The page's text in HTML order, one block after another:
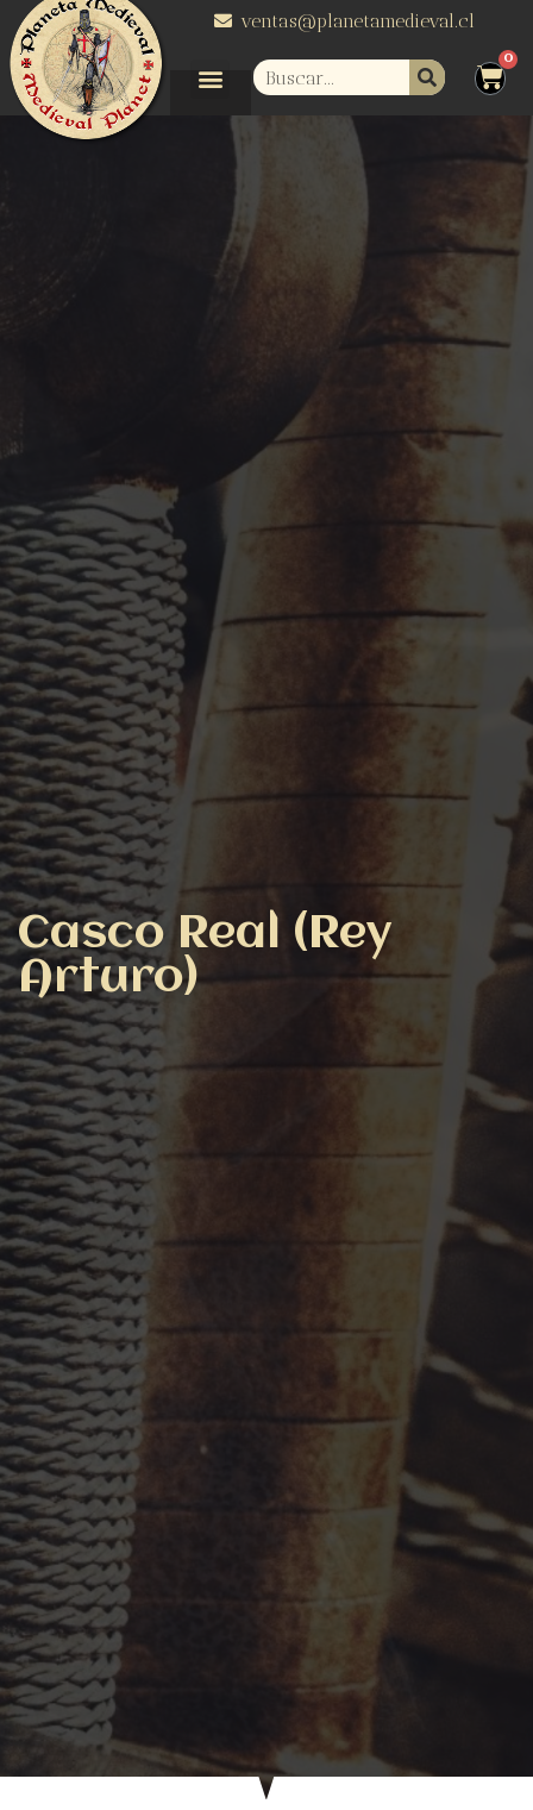
ventas@planetamedieval.cl
Casco Real (Rey
Arturo)